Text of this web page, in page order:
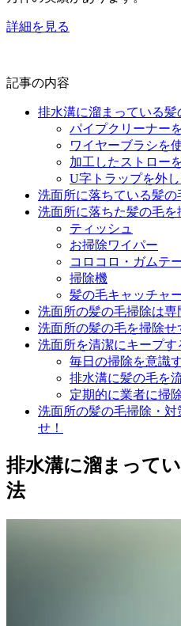
詳細を見る
記事の内容
排水溝に溜まっている
パイプクリーナー
ワイヤーブラシを
加工したストロー
U字トラップを外
洗面所に落ちている髪の
洗面所に落ちた髪の毛
ティッシュ
お掃除ワイパー
コロコロ・ガムテ
掃除機
髪の毛キャッチャ
洗面所の髪の毛掃除は
洗面所の髪の毛を掃除せ
洗面所を清潔にキープす
毎日の掃除を意識
排水溝に髪の毛を
定期的に業者に掃
洗面所の髪の毛掃除・
せ！
排水溝に溜まって
法